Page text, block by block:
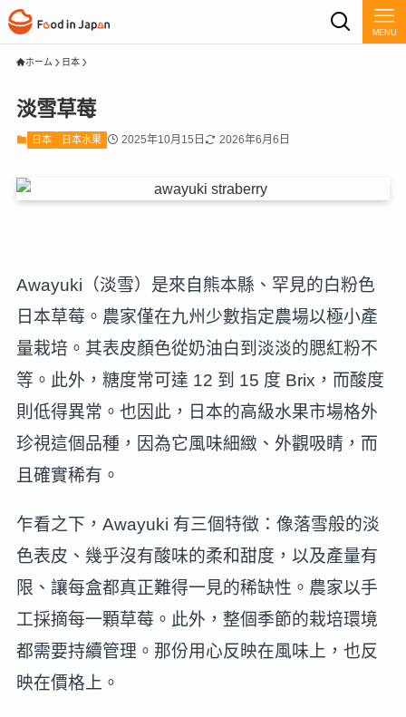
MENU
ホーム 日本
淡雪草莓
日本 日本水果 2025年10月15日 2026年6月6日
Awayuki（淡雪）是來自熊本縣、罕見的白粉色
日本草莓。農家僅在九州少數指定農場以極小產
量栽培。其表皮顏色從奶油白到淡淡的腮紅粉不
等。此外，糖度常可達 12 到 15 度 Brix，而酸度
則低得異常。也因此，日本的高級水果市場格外
珍視這個品種，因為它風味細緻、外觀吸睛，而
且確實稀有。
乍看之下，Awayuki 有三個特徵：像落雪般的淡
色表皮、幾乎沒有酸味的柔和甜度，以及產量有
限、讓每盒都真正難得一見的稀缺性。農家以手
工採摘每一顆草莓。此外，整個季節的栽培環境
都需要持續管理。那份用心反映在風味上，也反
映在價格上。